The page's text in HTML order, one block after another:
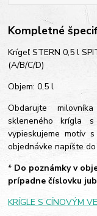
Kompletné
Krígeľ STERN 0,5 l
(A/B/C/D)
Objem: 0,5 l
Obdarujte
skleneného krígla
vypieskujeme motív
objednávke napíšte do
* Do poznámky v
prípadne číslovku
KRÍGLE S CÍNOVÝM